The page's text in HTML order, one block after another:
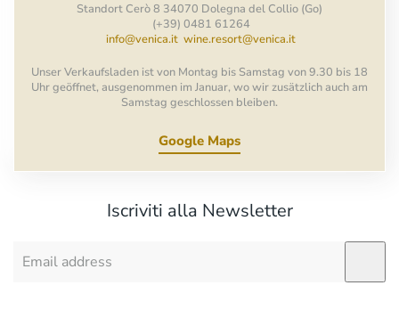
Standort Cerò 8 34070 Dolegna del Collio (Go)
(+39) 0481 61264
info@venica.it wine.resort@venica.it
Unser Verkaufsladen ist von Montag bis Samstag von 9.30 bis 18
Uhr geöffnet, ausgenommen im Januar, wo wir zusätzlich auch am
Samstag geschlossen bleiben.
Google Maps
Iscriviti alla Newsletter